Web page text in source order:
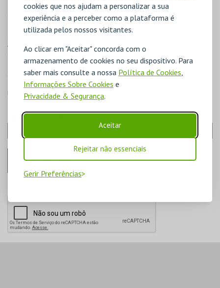
cookies que nos ajudam a personalizar a sua
experiência e a perceber como a plataforma é
utilizada pelos nossos visitantes.
Ao clicar em "Aceitar" concorda com o
armazenamento de cookies no seu dispositivo. Para
saber mais consulte a nossa Política de Cookies
Informações Sobre Cookies e
Privacidade & Segurança.
Aceitar
Rejeitar não essenciais
Gerir Preferências
- Adquiriu bilhetes para um evento com obrigação de preenchimento
de inquérito e o mesmo ainda não se realizou;
- Adquiriu um cartão, onde esteja associado como cliente e o mesmo
ainda se encontra ativo.
Assim que todas as condições em cima não se verifiquem, poderá
efetuar um novo pedido de esquecimento no nosso sistema.
Se a lei exigir a retenção de alguns dados, estes não poderão ser
apagados do sistema. Para estes casos, os dados serão eliminados
logo após o período de retenção requerido.
ENDEREÇO DE EMAIL: